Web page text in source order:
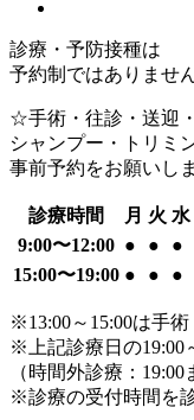
診療・予防接種は
予約制ではありませ
☆手術・往診・送迎・
シャンプー・トリミ
事前予約をお願いし
診療時間 月 火 水
9:00〜12:00 ● ● ●
15:00〜19:00 ● ● ●
※13:00～15:00は手
※上記診療日の19:00
（時間外診療：
※診療の受付時間を